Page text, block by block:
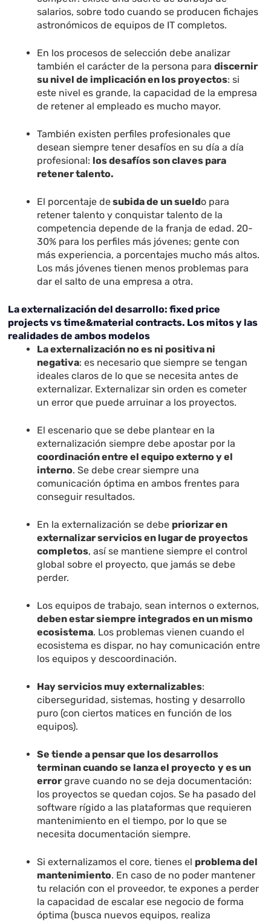
salarios, sobre todo cuando se producen fichajes
astronómicos de equipos de IT completos.
En los procesos de selección debe analizar
también el carácter de la persona paradiscernir
su nivel de implicación en los proyectos: si
este nivel es grande, la capacidad de la empresa
de retener al empleado es mucho mayor.
También existen perfiles profesionales que
desean siempre tener desafíos en su día a día
profesional: los desafíos son claves para
retener talento.
El porcentaje desubida de un sueldo para
retener talento y conquistar talento de la
competencia depende de la franja de edad. 20-
30% para los perfiles más jóvenes; gente con
más experiencia, a porcentajes mucho más altos.
Los más jóvenes tienen menos problemas para
dar el salto de una empresa a otra.
La externalización del desarrollo: fixed price
projects vs time&material contracts. Los mitos y las
realidades de ambos modelos
La externalización no es ni positiva ni
negativa: es necesario que siempre se tengan
ideales claros de lo que se necesita antes de
externalizar. Externalizar sin orden es cometer
un error que puede arruinar a los proyectos.
El escenario que se debe plantear en la
externalización siempre debe apostar por la
coordinación entre el equipo externo y el
interno. Se debe crear siempre una
comunicación óptima en ambos frentes para
conseguir resultados.
En la externalización se debe priorizar en
externalizar servicios en lugar de proyectos
completos, así se mantiene siempre el control
global sobre el proyecto, que jamás se debe
perder.
Los equipos de trabajo, sean internos o externos,
deben estar siempre integrados en un mismo
ecosistema. Los problemas vienen cuando el
ecosistema es dispar, no hay comunicación entre
los equipos y descoordinación.
Hay servicios muy externalizables:
ciberseguridad, sistemas, hosting y desarrollo
puro (con ciertos matices en función de los
equipos).
Se tiende a pensar que los desarrollos
terminan cuando se lanza el proyecto y es un
error grave cuando no se deja documentación:
los proyectos se quedan cojos. Se ha pasado del
software rígido a las plataformas que requieren
mantenimiento en el tiempo, por lo que se
necesita documentación siempre.
Si externalizamos el core, tienes el problema del
mantenimiento. En caso de no poder mantener
tu relación con el proveedor, te expones a perder
la capacidad de escalar ese negocio de forma
óptima (busca nuevos equipos, realiza